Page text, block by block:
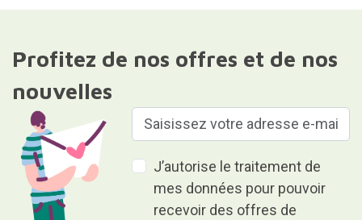
Profitez de nos offres et de nos
nouvelles
J’autorise le traitement de
mes données pour pouvoir
recevoir des offres de